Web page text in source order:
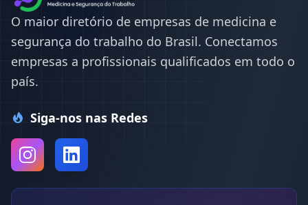
O maior diretório de empresas de medicina e
segurança do trabalho do Brasil. Conectamos
empresas a profissionais qualificados em todo o
país.
Siga-nos nas Redes